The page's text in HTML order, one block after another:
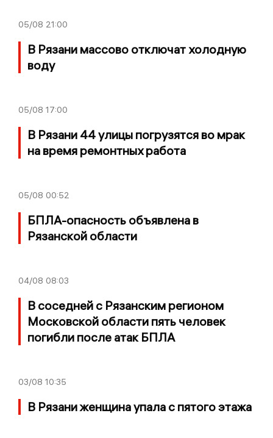
05/08 21:00
В Рязани массово отключат холодную
воду
05/08 17:00
В Рязани 44 улицы погрузятся во мрак
на время ремонтных работа
05/08 00:52
БПЛА-опасность объявлена в
Рязанской области
04/08 08:03
В соседней с Рязанским регионом
Московской области пять человек
погибли после атак БПЛА
03/08 10:35
В Рязани женщина упала с пятого этажа